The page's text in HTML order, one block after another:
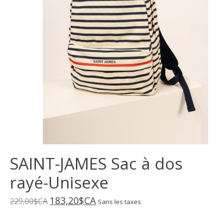
SAINT-JAMES Sac à dos
rayé-Unisexe
229,00$CA 183,20$CA Sans les taxes